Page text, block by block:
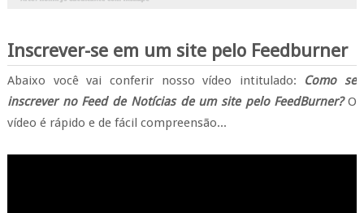
Inscrever-se em um site pelo Feedburner
Abaixo você vai conferir nosso vídeo intitulado: Como se
inscrever no Feed de Notícias de um site pelo FeedBurner?O
vídeo é rápido e de fácil compreensão...